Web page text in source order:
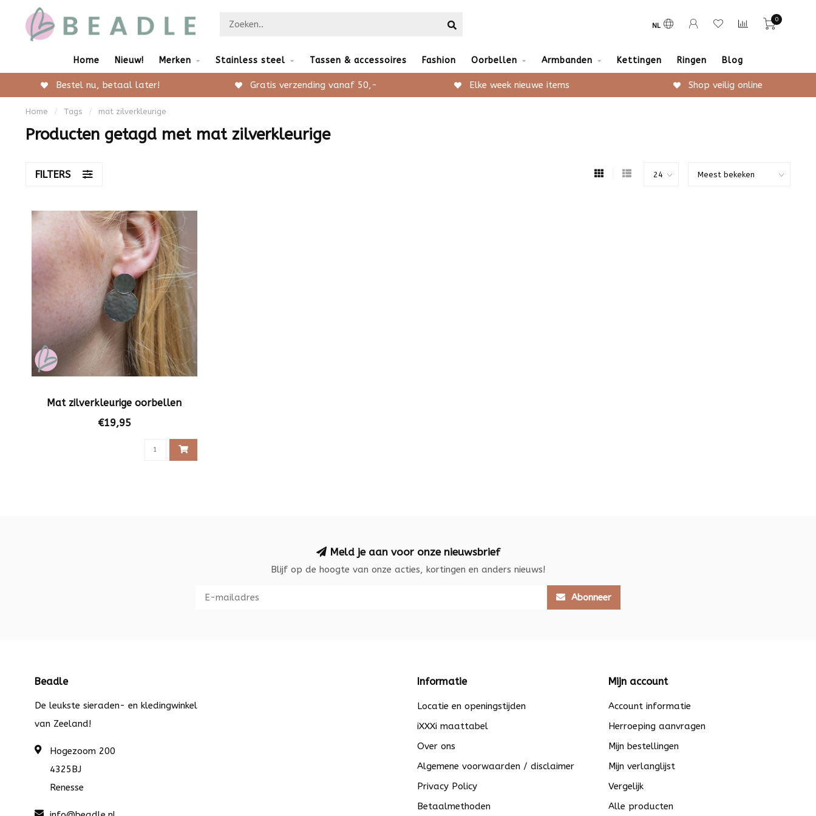
NL
0
Home Nieuw! Merken Stainless steel Tassen & accessoires Fashion Oorbellen Armbanden Kettingen Ringen Blog
Bestel nu, betaal later! Gratis verzending vanaf 50,- Elke week nieuwe items Shop veilig online
Home / Tags / mat zilverkleurige
Producten getagd met mat zilverkleurige
FILTERS
Mat zilverkleurige oorbellen
€19,95
Meld je aan voor onze nieuwsbrief
Blijf op de hoogte van onze acties, kortingen en anders nieuws!
Abonneer
Beadle
De leukste sieraden- en kledingwinkel
van Zeeland!
Hogezoom 200
4325BJ
Renesse
Informatie
Locatie en openingstijden
iXXXi maattabel
Over ons
Algemene voorwaarden / disclaimer
Privacy Policy
Betaalmethoden
Mijn account
Account informatie
Herroeping aanvragen
Mijn bestellingen
Mijn verlanglijst
Vergelijk
Alle producten